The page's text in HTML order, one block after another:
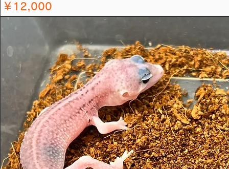
価格
￥12,000